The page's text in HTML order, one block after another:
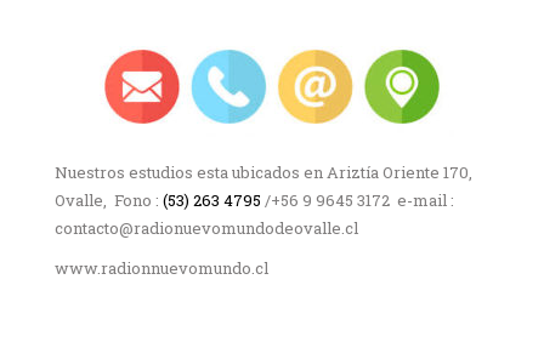
Nuestros estudios esta ubicados en Ariztía Oriente 170,
Ovalle, Fono : (53) 263 4795 /+56 9 9645 3172 e-mail :
contacto@radionuevomundodeovalle.cl
www.radionnuevomundo.cl